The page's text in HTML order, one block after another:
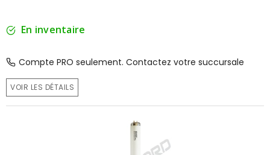
En inventaire
Compte PRO seulement. Contactez votre succursale
VOIR LES DÉTAILS